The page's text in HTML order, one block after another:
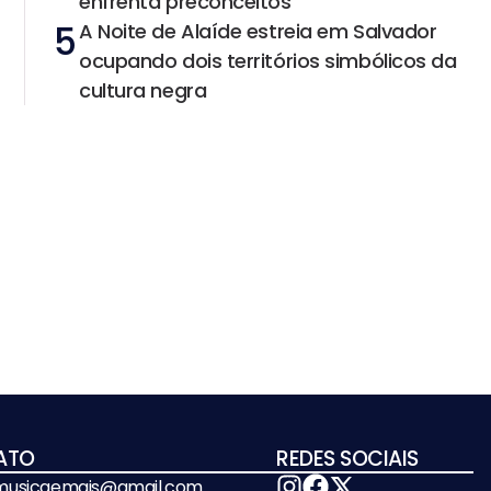
5A Noite de Alaíde estreia em Salvador
ocupando dois territórios simbólicos da
cultura negra
REDES SOCIAIS